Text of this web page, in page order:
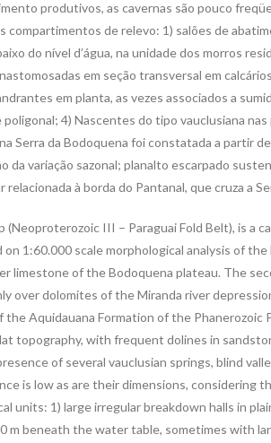
produtivos, as cavernas são pouco
compartimentos de relevo: 1) salões de
do nível d’água, na unidade dos morros
em seção transversal em
em planta, as vezes associados a
4) Nascentes do tipo vauclusiana
Serra da Bodoquena foi constatada a partir
da variação sazonal; planalto escarpado
à borda do Pantanal, que cruza a
III – Paraguai Fold Belt), is a
1:60.000 scale morphological analysis of
limestone of the Bodoquena plateau. The
over dolomites of the Miranda river
Aquidauana Formation of the Phanerozoic
topography, with frequent dolines in
of several vauclusian springs, blind
is low as are their dimensions, considering
units: 1) large irregular breakdown halls in
beneath the water table, sometimes with